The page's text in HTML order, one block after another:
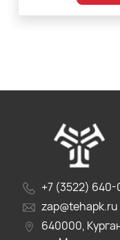
+7 (3522) 640-
zap@tehapk.ru
640000,